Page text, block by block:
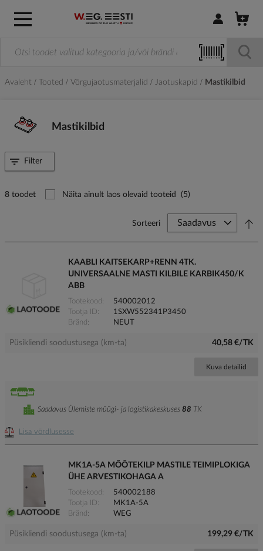
Logi sisse /
Avaleht Tooted Võrgujaotusmaterjalid Jaotuskapid Mastikilbid
Mastikilbid
8 toodet Näita ainult laos olevaid tooteid (5)
Sorteeri
KAABLI KAITSEKARP+RENN 4TK.
UNIVERSAALNE MASTI KILBILE KARBIK450/K
ABB
Tootekood
540002012
Tootja ID
1SXW552341P3450
Bränd
NEUT
Püsikliendi soodustusega (km-ta) 40,58 €/TK
Kuva detailid
Lisa võrdlusesse
Saadavus Ülemiste müügi- ja logistikakeskuses 88 TK
MK1A-5A MÕÕTEKILP MASTILE TEIMIPLOKIGA
ÜHE ARVESTIKOHAGA A
Tootekood
540002188
Tootja ID
MK1A-5A
Bränd
WEG
Püsikliendi soodustusega (km-ta) 199,29 €/TK
Filter